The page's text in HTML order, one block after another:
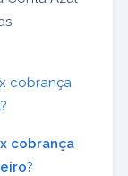
cobrança
?
cobrança
?